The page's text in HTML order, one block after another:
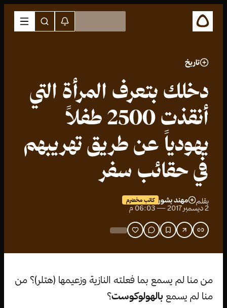
تاريخ
دخلك بتعرف المرأة التي
أنقذت 2500 طفلاً
يهودياً عن طريق تهريبهم
في حقائب سفر
بقلم مهند بشور كاتب مخضرم
2 ديسمبر 2017 — 06:03 م
من منا لم يسمع بما فعلته النازية وزعيمها (هتلر)؟ من
منا لم يسمع بالهولوكوست؟